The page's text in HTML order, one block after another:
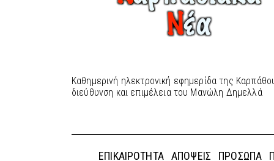
Καθημερινή ηλεκτρονική εφημερίδα της
διεύθυνση και επιμέλεια του Μανώλη Δημελλά
ΕΠΙΚΑΙΡΌΤΗΤΑ ΑΠΌΨΕΙΣ ΠΡΌΣΩΠΑ